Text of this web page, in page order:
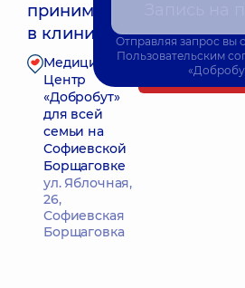
принимает
в клинике
Медицинский
Центр
«Добробут»
для всей
семьи на
Софиевской
Борщаговке
ул. Яблочная,
26,
Софиевская
Борщаговка
Запись к
Отправляя запрос вы
Пользовательским